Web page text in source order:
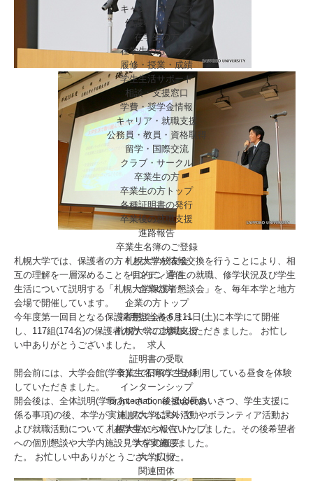
キャンパスライフ
保護者サポート
在学生の方
在学生の方トップ
履修・授業・成績
学生生活サポート
相談・支援窓口
学費・奨学金情報
キャリア・就職支援
公務員・教員・資格取得
留学・国際交流
クラブ・サークル
卒業生の方
卒業生の方トップ
各種証明書の発行
卒業後の就職支援
進路報告
卒業生名簿のご登録
札幌大学校友会
リンデン通信
企業の方
企業の方トップ
採用担当者さまへ
札幌大学の就職支援
求人
証明書の受取
卒業生名簿のご登録
インターンシップ
for internationalstudents
札幌大学について
札幌大学についてトップ
大学の概要
大学広報
関連団体
札幌大学では、保護者の方々と大学が情報交換を行うことにより、相
互の理解を一層深めることを目的に、学生の就職、修学状況及び学生
生活について説明する「札幌大学保護者懇談会」を、毎年本学と地方
会場で開催しています。
今年度第一回目となる保護者懇談会を6月11日(土)に本学にて開催
し、117組(174名)の保護者の方々にご参加いただきました。 お忙し
い中ありがとうございました。
開会前には、大学会館(学食)にて日頃学生が利用している昼食を体験
していただきました。
開会後は、全体説明(学長あいさつ、後援会長あいさつ、学生支援に
係る事項)の後、本学が実施している課外活動やボランティア活動お
よび就職活動について、在学生から報告いたしました。その後希望者
への個別懇談や大学内施設見学を実施しました。
た。 お忙しい中ありがとうございました。